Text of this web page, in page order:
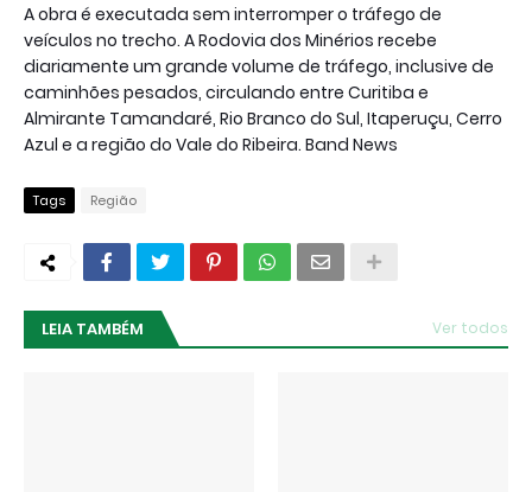
A obra é executada sem interromper o tráfego de
veículos no trecho. A Rodovia dos Minérios recebe
diariamente um grande volume de tráfego, inclusive de
caminhões pesados, circulando entre Curitiba e
Almirante Tamandaré, Rio Branco do Sul, Itaperuçu, Cerro
Azul e a região do Vale do Ribeira. Band News
Tags Região
LEIA TAMBÉM Ver todos